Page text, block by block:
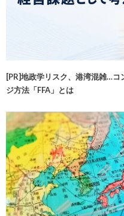
[PR]地政学リスク、港湾混雑…コ
ジ方法「FFA」とは